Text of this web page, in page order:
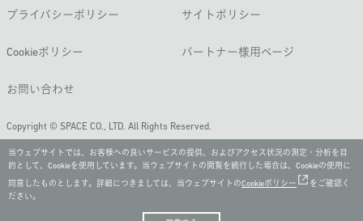
プライバシーポリシー サイトポリシー
Cookieポリシー パートナー様用ページ
お問い合わせ
Copyright © SPACE CO., LTD. All Rights Reserved.
当ウェブサイトでは、お客様への良いサービスの提供、およびアクセス状況の測定・分析を目
的として、Cookieを使用しています。当ウェブサイトの閲覧を続行した場合は、Cookieの使用に
同意したものとします。詳細につきましては、当ウェブサイトのCookieポリシー
をご確認く
ださい。